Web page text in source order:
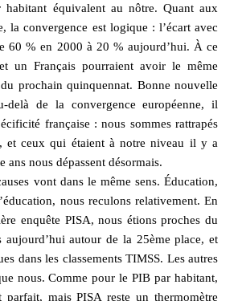
habitant équivalent au nôtre. Quant aux
la convergence est logique : l’écart avec
60 % en 2000 à 20 % aujourd’hui. À ce
un Français pourraient avoir le même
prochain quinquennat. Bonne nouvelle
delà de la convergence européenne, il
française : nous sommes rattrapés
et ceux qui étaient à notre niveau il y a
nous dépassent désormais.
vont dans le même sens. Éducation,
nous reculons relativement. En
enquête PISA, nous étions proches du
autour de la 25ème place, et
dans les classements TIMSS. Les autres
nous. Comme pour le PIB par habitant,
parfait, mais PISA reste un thermomètre